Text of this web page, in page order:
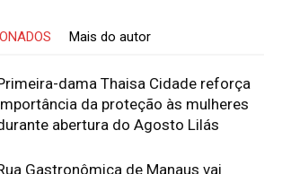
Mais do autor
dama Thaisa Cidade reforça
da proteção às mulheres
abertura do Agosto Lilás
Gastronômica de Manaus vai